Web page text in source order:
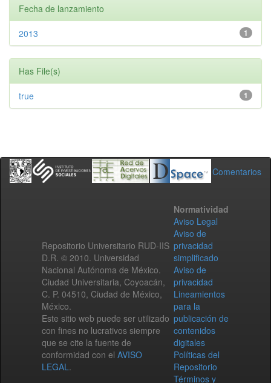
Fecha de lanzamiento
1
2013
Has File(s)
1
true
Comentarios
Repositorio Universitario RUD-IIS
D.R. © 2010. Universidad
Nacional Autónoma de México.
Ciudad Universitaria, Coyoacán,
C. P. 04510, Ciudad de México,
México.
Este sitio web puede ser utilizado
con fines no lucrativos siempre
que se cite la fuente de
conformidad con el AVISO
LEGAL.
Normatividad
Aviso Legal
Aviso de
privacidad
simplificado
Aviso de
privacidad
Lineamientos
para la
publicación de
contenidos
digitales
Políticas del
Repositorio
Términos y